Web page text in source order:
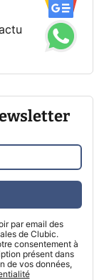
par email des
de Clubic.
consentement à
présent dans
de vos données,